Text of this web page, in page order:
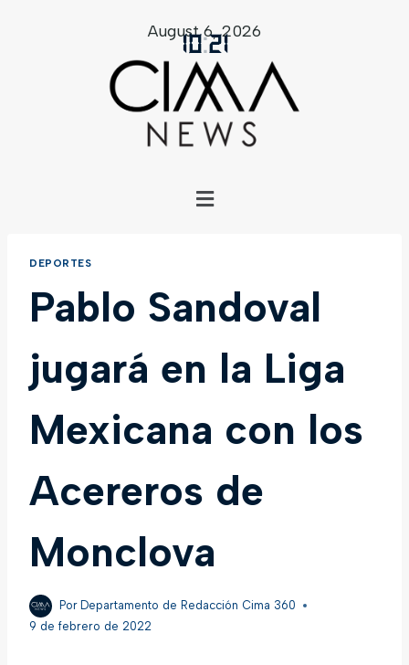
10:21
August 6, 2026
DEPORTES
Pablo Sandoval
jugará en la Liga
Mexicana con los
Acereros de
Monclova
Por Departamento de Redacción Cima 360
9 de febrero de 2022